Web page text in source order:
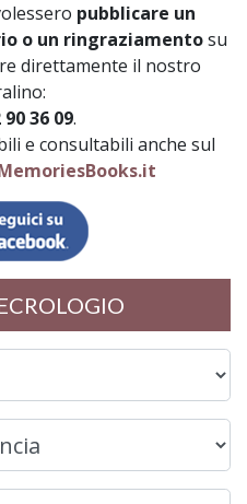
pubblicare un
o un ringraziamentosu
direttamente il nostro
36 09.
e consultabili anche sul